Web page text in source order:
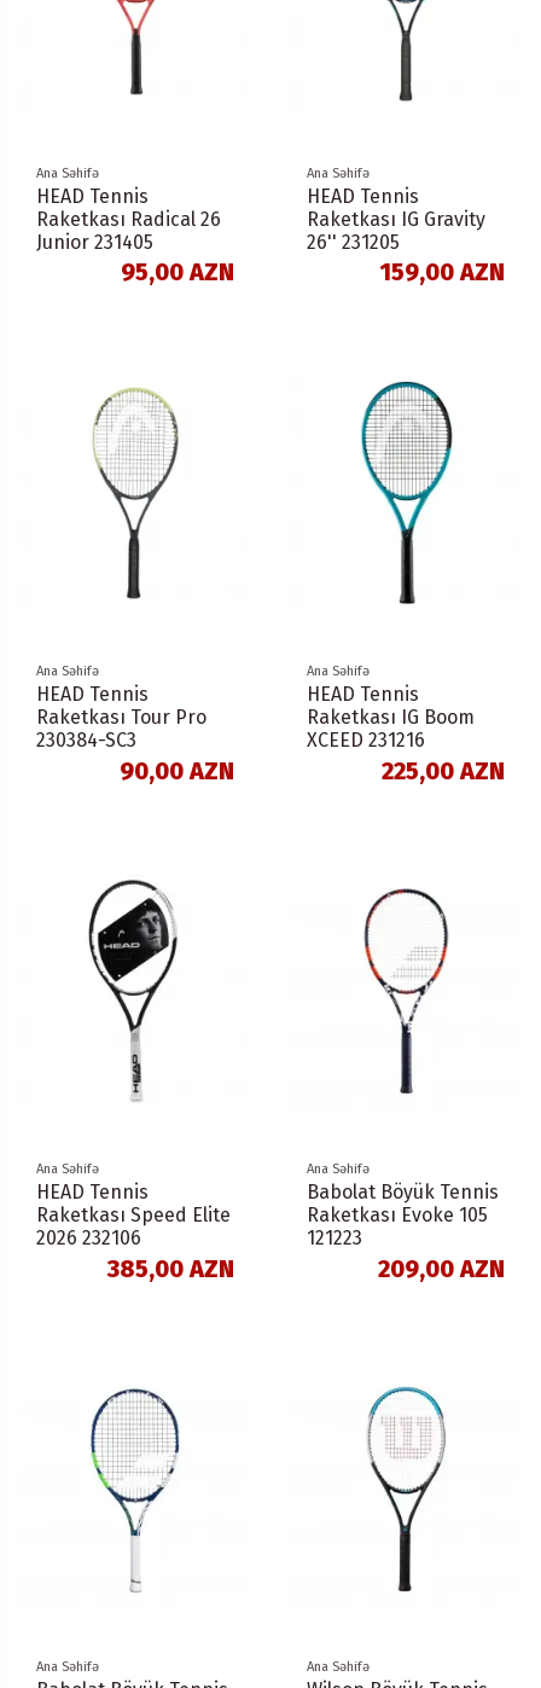
Ana Səhifə
HEAD Tennis
Raketkası Radical 26
Junior 231405
95,00 AZN
Ana Səhifə
HEAD Tennis
Raketkası IG Gravity
26'' 231205
159,00 AZN
Ana Səhifə
HEAD Tennis
Raketkası Tour Pro
230384-SC3
90,00 AZN
Ana Səhifə
HEAD Tennis
Raketkası IG Boom
XCEED 231216
225,00 AZN
Ana Səhifə
HEAD Tennis
Raketkası Speed Elite
2026 232106
385,00 AZN
Ana Səhifə
Babolat Böyük Tennis
Raketkası Evoke 105
121223
209,00 AZN
Ana Səhifə Ana Səhifə